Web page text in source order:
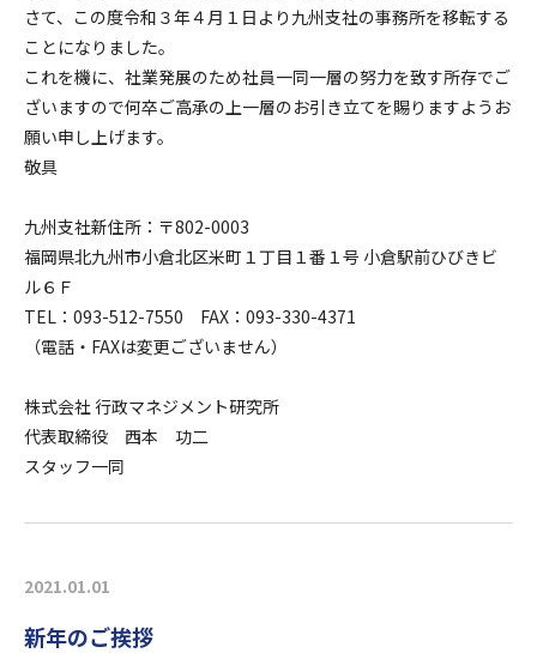
さて、この度令和３年４月１日より九州支社の事務所を移転する
ことになりました。
これを機に、社業発展のため社員一同一層の努力を致す所存でご
ざいますので何卒ご高承の上一層のお引き立てを賜りますようお
願い申し上げます。
敬具
九州支社新住所：〒802-0003
福岡県北九州市小倉北区米町１丁目１番１号 小倉駅前ひびきビ
ル６Ｆ
TEL：093-512-7550 FAX：093-330-4371
（電話・FAXは変更ございません）
株式会社 行政マネジメント研究所
代表取締役 西本 功二
スタッフ一同
2021.01.01
新年のご挨拶